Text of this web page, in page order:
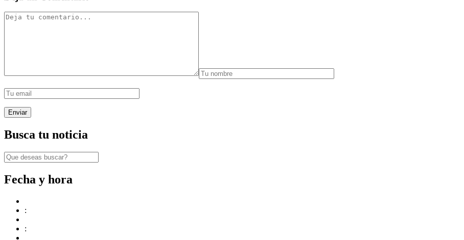
Busca tu noticia
Fecha y hora
:
: